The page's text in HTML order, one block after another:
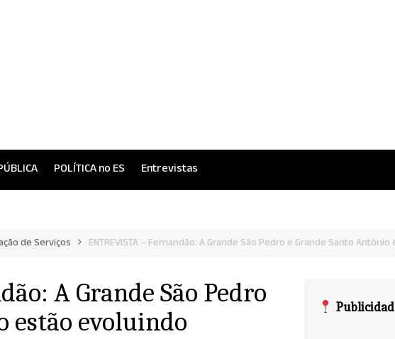
POLÍTICA no ES Entrevistas
de Serviços ENTREVISTA – Fernandão: A Grande São Pedro e Grande Santo
A Grande São Pedro
estão evoluindo